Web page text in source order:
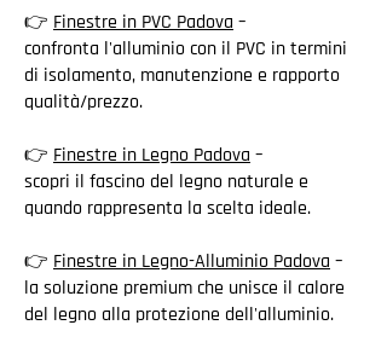
👉 Finestre in PVC Padova –
confronta l'alluminio con il PVC in termini
di isolamento, manutenzione e rapporto
qualità/prezzo.
👉 Finestre in Legno Padova –
scopri il fascino del legno naturale e
quando rappresenta la scelta ideale.
👉 Finestre in Legno-Alluminio Padova –
la soluzione premium che unisce il calore
del legno alla protezione dell'alluminio.